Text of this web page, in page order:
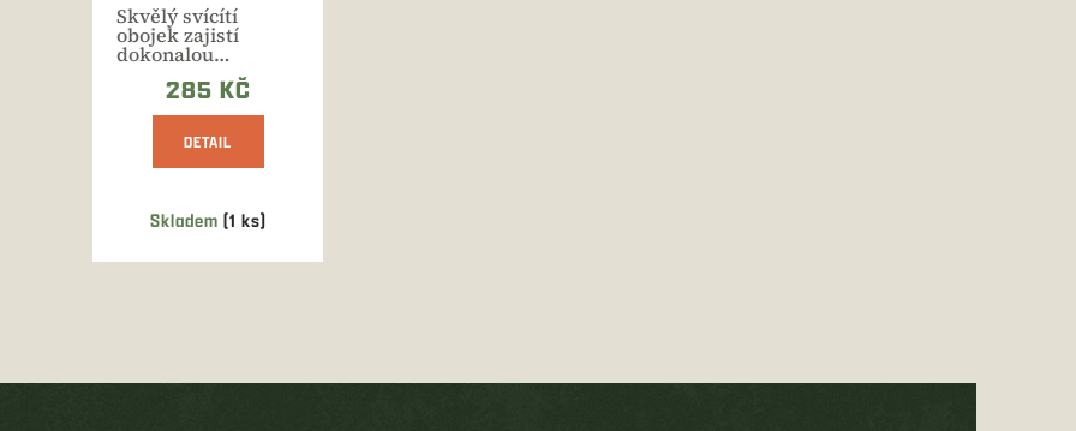
Skladem (1 ks)
Skvělý svícítí
obojek zajistí
dokonalou
viditelnost vašeho
psa až do 200
metrů.
285 KČ
DETAIL
d